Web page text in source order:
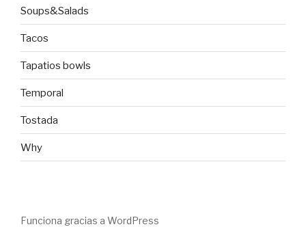
Soups&Salads
Tacos
Tapatios bowls
Temporal
Tostada
Why
Funciona gracias a WordPress